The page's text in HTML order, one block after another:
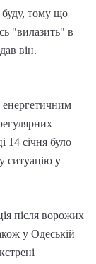
тому що
"вилазить" в
він.
енергетичним
14 січня було
ситуацію у
після ворожих
у Одеській